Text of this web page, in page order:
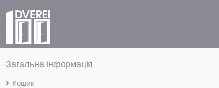
Загальна інформація
Кошик